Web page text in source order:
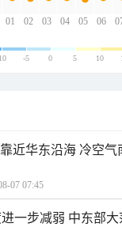
01 02 03 04 05 06
-5 0 5 10
近华东沿海 冷空
07 07:45
一步减弱 中东部